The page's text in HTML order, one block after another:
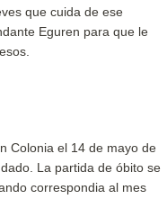
que cuida de ese
Eguren para que le
Colonia el 14 de mayo de
La partida de óbito se
correspondia al mes